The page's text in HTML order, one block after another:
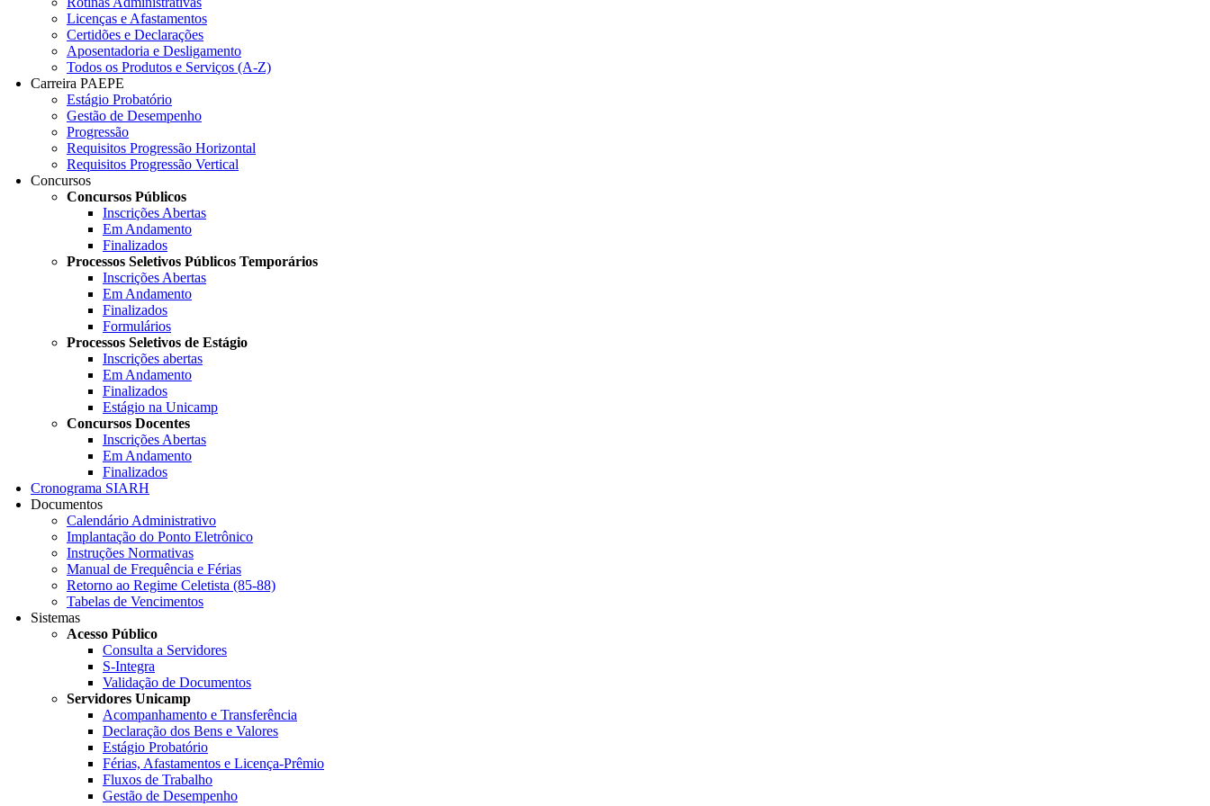
Licenças e Afastamentos
Certidões e Declarações
Aposentadoria e Desligamento
Todos os Produtos e Serviços (A-Z)
Carreira PAEPE
Estágio Probatório
Gestão de Desempenho
Progressão
Requisitos Progressão Horizontal
Requisitos Progressão Vertical
Concursos
Concursos Públicos
Inscrições Abertas
Em Andamento
Finalizados
Processos Seletivos Públicos Temporários
Inscrições Abertas
Em Andamento
Finalizados
Formulários
Processos Seletivos de Estágio
Inscrições abertas
Em Andamento
Finalizados
Estágio na Unicamp
Concursos Docentes
Inscrições Abertas
Em Andamento
Finalizados
Cronograma SIARH
Documentos
Calendário Administrativo
Implantação do Ponto Eletrônico
Instruções Normativas
Manual de Frequência e Férias
Retorno ao Regime Celetista (85-88)
Tabelas de Vencimentos
Sistemas
Acesso Público
Consulta a Servidores
S-Integra
Validação de Documentos
Servidores Unicamp
Acompanhamento e Transferência
Declaração dos Bens e Valores
Estágio Probatório
Férias, Afastamentos e Licença-Prêmio
Fluxos de Trabalho
Gestão de Desempenho